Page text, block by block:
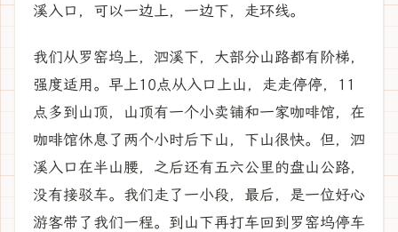
溪入口，可以一边上，一边下，走环线。
我们从罗窑坞上，泗溪下，大部分山路都有阶梯，
强度适用。早上10点从入口上山，走走停停，11
点多到山顶，山顶有一个小卖铺和一家咖啡馆，在
咖啡馆休息了两个小时后下山，下山很快。但，泗
溪入口在半山腰，之后还有五六公里的盘山公路，
没有接驳车。我们走了一小段，最后，是一位好心
游客带了我们一程。到山下再打车回到罗窑坞停车